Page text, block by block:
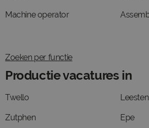
Machine operator
Zoeken per functie
Productie vacatures in
Twello
Zutphen
Leesten
Epe